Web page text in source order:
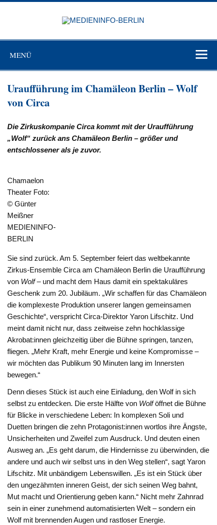
Zum
MENÜ
Uraufführung im Chamäleon Berlin – Wolf
von Circa
Die Zirkuskompanie Circa kommt mit der Uraufführung
„Wolf“ zurück ans Chamäleon Berlin – größer und
entschlossener als je zuvor.
Chamaelon
Theater Foto:
© Günter
Meißner
MEDIENINFO-
BERLIN
Sie sind zurück. Am 5. September feiert das weltbekannte
Zirkus-Ensemble Circa am Chamäleon Berlin die Uraufführung
von Wolf– und macht dem Haus damit ein spektakuläres
Geschenk zum 20. Jubiläum. „Wir schaffen für das Chamäleon
die komplexeste Produktion unserer langen gemeinsamen
Geschichte“, verspricht Circa-Direktor Yaron Lifschitz. Und
meint damit nicht nur, dass zeitweise zehn hochklassige
Akrobat:innen gleichzeitig über die Bühne springen, tanzen,
fliegen. „Mehr Kraft, mehr Energie und keine Kompromisse –
wir möchten das Publikum 90 Minuten lang im Innersten
bewegen.“
Denn dieses Stück ist auch eine Einladung, den Wolf in sich
selbst zu entdecken. Die erste Hälfte von Wolföffnet die Bühne
für Blicke in verschiedene Leben: In komplexen Soli und
Duetten bringen die zehn Protagonist:innen wortlos ihre Ängste,
Unsicherheiten und Zweifel zum Ausdruck. Und deuten einen
Ausweg an. „Es geht darum, die Hindernisse zu überwinden, die
andere und auch wir selbst uns in den Weg stellen“, sagt Yaron
Lifschitz. Mit unbändigem Lebenswillen. „Es ist ein Stück über
den ungezähmten inneren Geist, der sich seinen Weg bahnt,
Mut macht und Orientierung geben kann.“ Nicht mehr Zahnrad
sein in einer zunehmend automatisierten Welt – sondern ein
Wolf mit brennenden Augen und rastloser Energie.